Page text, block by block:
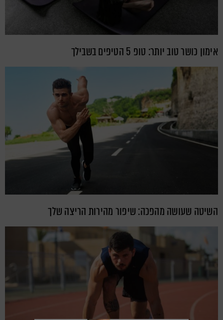
אימון כושר טוב יותר: טופ 5 הטיפים בשבילך
השיטה שעושה מהפכה: שיפור מהירות הריצה שלך